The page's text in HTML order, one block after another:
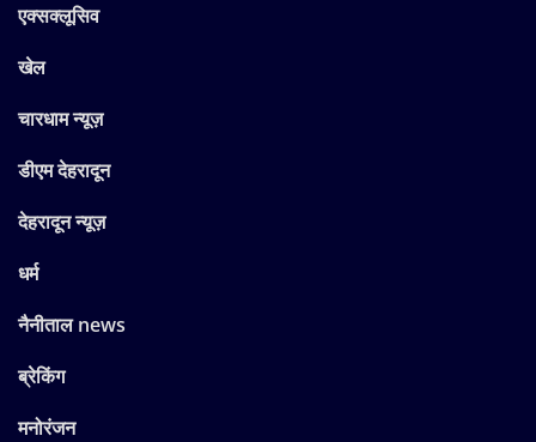
एक्सक्लूसिव
खेल
चारधाम न्यूज़
डीएम देहरादून
देहरादून न्यूज़
धर्म
नैनीताल news
ब्रेकिंग
मनोरंजन